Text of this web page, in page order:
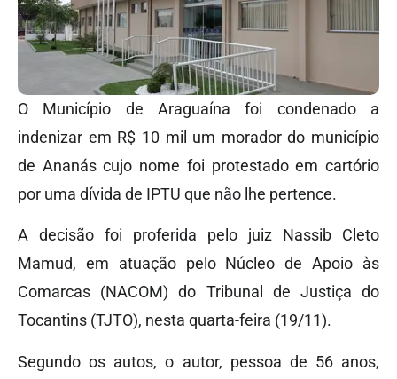
O Município de Araguaína foi condenado a
indenizar em R$ 10 mil um morador do município
de Ananás cujo nome foi protestado em cartório
por uma dívida de IPTU que não lhe pertence.
A decisão foi proferida pelo juiz Nassib Cleto
Mamud, em atuação pelo Núcleo de Apoio às
Comarcas (NACOM) do Tribunal de Justiça do
Tocantins (TJTO), nesta quarta-feira (19/11).
Segundo os autos, o autor, pessoa de 56 anos,